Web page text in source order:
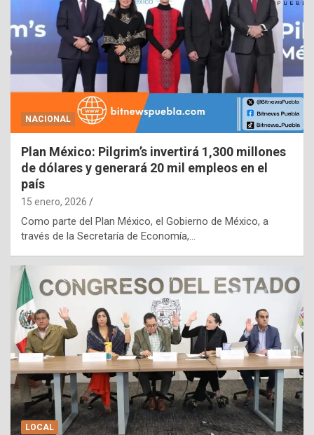
NACIONAL
Plan México: Pilgrim’s invertirá 1,300 millones
de dólares y generará 20 mil empleos en el
país
15 enero, 2026
Como parte del Plan México, el Gobierno de México, a
través de la Secretaría de Economía,…
LOCAL